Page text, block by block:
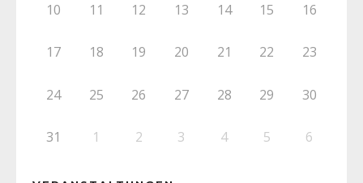
10 11 12 13 14 15 16
17 18 19 20 21 22 23
24 25 26 27 28 29 30
31 1 2 3 4 5 6